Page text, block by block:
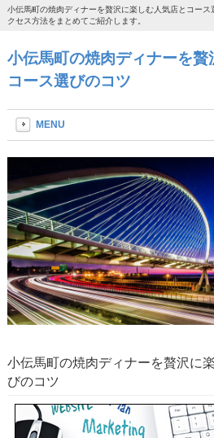
小伝馬町の焼肉ディナーを贅沢に楽しむ人気店とコー
クセス方法をまとめてご紹介します。
小伝馬町の焼肉ディナーを贅
コース選びのコツ
MENU
小伝馬町の焼肉ディナーを贅沢に
びのコツ